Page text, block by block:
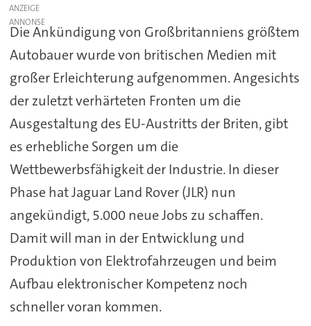
ANZEIGE
Die Ankündigung von Großbritanniens größtem
Autobauer wurde von britischen Medien mit
großer Erleichterung aufgenommen. Angesichts
der zuletzt verhärteten Fronten um die
Ausgestaltung des EU-Austritts der Briten, gibt
es erhebliche Sorgen um die
Wettbewerbsfähigkeit der Industrie. In dieser
Phase hat Jaguar Land Rover (JLR) nun
angekündigt, 5.000 neue Jobs zu schaffen.
Damit will man in der Entwicklung und
Produktion von Elektrofahrzeugen und beim
Aufbau elektronischer Kompetenz noch
schneller voran kommen.